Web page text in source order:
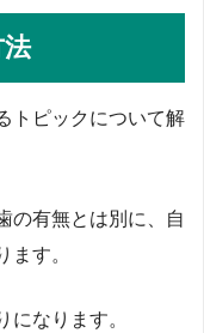
トピックについて解
の有無とは別に、自
ます。
になります。